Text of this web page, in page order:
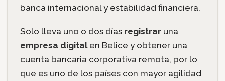
banca internacional y estabilidad financiera.
Solo lleva uno o dos días registrar una
empresa digital en Belice y obtener una
cuenta bancaria corporativa remota, por lo
que es uno de los países con mayor agilidad